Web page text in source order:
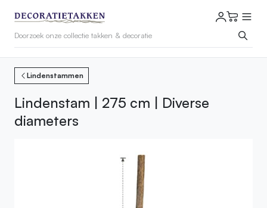
Lindenstammen
Lindenstam | 275 cm | Diverse
diameters